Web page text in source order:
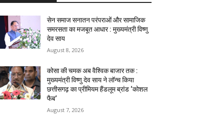
सेन समाज सनातन परंपराओं और सामाजिक
समरसता का मजबूत आधार : मुख्यमंत्री विष्णु
देव साय
August 8, 2026
कोसा की चमक अब वैश्विक बाजार तक :
मुख्यमंत्री विष्णु देव साय ने लॉन्च किया
छत्तीसगढ़ का प्रीमियम हैंडलूम ब्रांड ‘कोशल
फैब’
August 7, 2026